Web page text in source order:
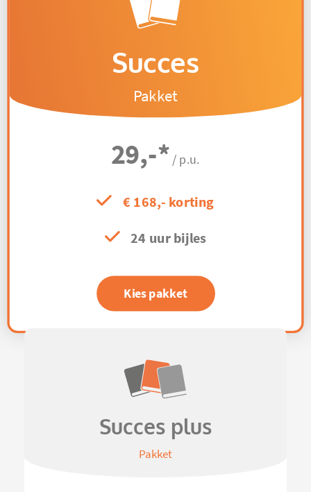
Succes
Pakket
29,-* / p.u.
€ 168,- korting
24 uur bijles
Kies pakket
Succes plus
Pakket